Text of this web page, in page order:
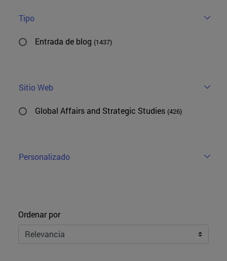
Tipo
Entrada de blog (1437)
Sitio Web
Global Affairs and Strategic Studies (426)
Personalizado
Ordenar
Ordenar por